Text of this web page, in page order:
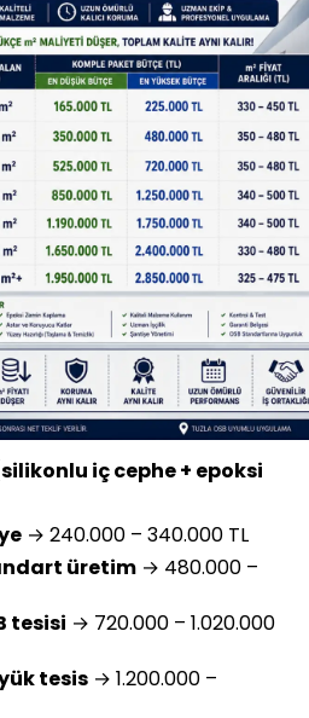
iç cephe + epoksi
→ 240.000 – 340.000 TL
üretim → 480.000 –
tesisi → 720.000 – 1.020.000
tesis → 1.200.000 –